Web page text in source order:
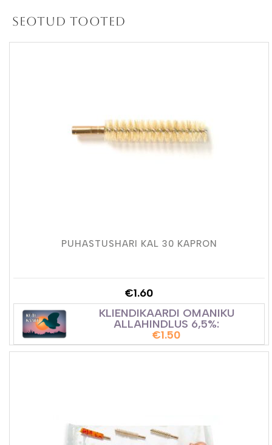
Seotud tooted
PUHASTUSHARI KAL 30 KAPRON
€1.60
KLIENDIKAARDI OMANIKU
ALLAHINDLUS 6,5%:
€1.50